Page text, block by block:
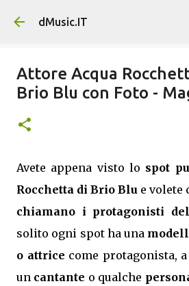
Passa ai contenuti
dMusic.IT
Attore Acqua
Brio Blu con Foto -
Avete appena visto lo spot
Rocchetta di Brio Blu e volete
chiamano i protagonisti
solito ogni spot ha una
o attrice come protagonista,
un cantante o qualche